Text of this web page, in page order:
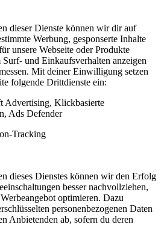
dieser Dienste können wir dir auf
Werbung, gesponserte Inhalte
unsere Webseite oder Produkte
Surf- und Einkaufsverhalten anzeigen
Mit deiner Einwilligung setzen
folgende Drittdienste ein:
Advertising, Klickbasierte
Ads Defender
Tracking
dieses Dienstes können wir den Erfolg
besser nachvollziehen,
optimieren. Dazu
personenbezogenen Daten
Anbietenden ab, sofern du deren